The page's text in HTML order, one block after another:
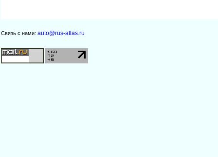
Связь с нами: auto@rus-atlas.ru